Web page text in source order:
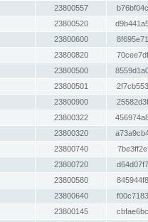
23800557
23800520
23800600
23800820
23800500
23800501
23800900
23800322
23800320
23800740
23800720
23800580
23800640
23800145